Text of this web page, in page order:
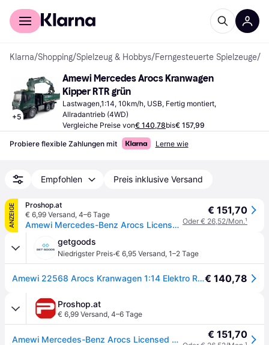
Für Shopper
Klarna/Shopping/Spielzeug & Hobbys/Ferngesteuerte Spielzeuge/
+5
Amewi Mercedes Arocs Kranwagen
Kipper RTR grün
Lastwagen,1:14, 10km/h, USB, Fertig montiert,
Allradantrieb (4WD)
Vergleiche Preise von€ 140,78bis€ 157,99
Probiere flexible Zahlungen mit Lerne wie
Empfohlen Preis inklusive Versand
ANZEIGE
Proshop.at
€ 6,99 Versand, 4–6 Tage
Amewi Mercedes-Benz Arocs Licensed Crane Lorry with Tipper RTR green
€ 151,70
Oder € 26,52/Mon.¹
getgoods
Niedrigster Preis·€ 6,95 Versand, 1–2 Tage
Amewi 22568 Arocs Kranwagen 1:14 Elektro RC Modell-LKW RtR inkl. Akku und Ladekabel, mit Geräuschef€ 140,78
Proshop.at
€ 6,99 Versand, 4–6 Tage
Amewi Mercedes-Benz Arocs Licensed Crane Lorry with Tipper RTR green € 151,70